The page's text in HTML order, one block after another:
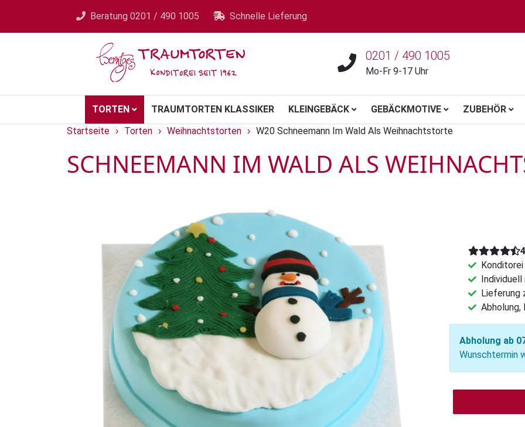
Beratung 0201 / 490 1005 Schnelle Lieferung
0201 / 490 1005
Mo-Fr 9-17 Uhr
TORTEN TRAUMTORTEN KLASSIKER KLEINGEBÄCK GEBÄCKMOTIVE
ZUBEHÖR
Startseite › Torten › Weihnachtstorten › W20 Schneemann Im Wald Als Weihnachtstorte
SCHNEEMANN IM WALD ALS
Lieferung
Abholung,
Abholung ab
Wunschtermin